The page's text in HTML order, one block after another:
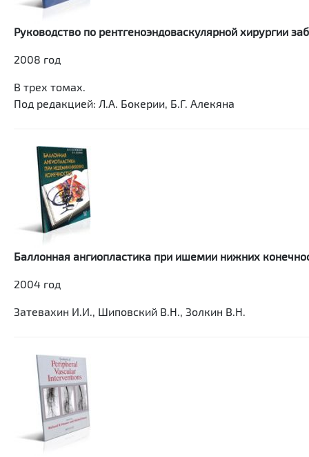
Руководство по рентгеноэндоваскулярной хирургии
2008 год
В трех томах.
Под редакцией: Л.А. Бокерии, Б.Г. Алекяна
Баллонная ангиопластика при ишемии нижних
2004 год
Затевахин И.И., Шиповский В.Н., Золкин В.Н.